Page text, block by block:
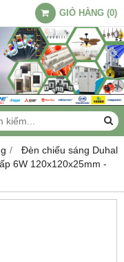
GIỎ HÀNG (0)
Đèn chiếu sáng Duhal
6W 120x120x25mm -